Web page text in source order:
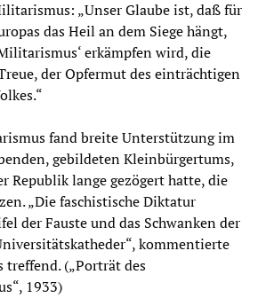
„Unser Glaube ist, daß für
das Heil an dem Siege hängt,
erkämpfen wird, die
der Opfermut des einträchtigen
fand breite Unterstützung im
gebildeten Kleinbürgertums,
Republik lange gezögert hatte, die
„Die faschistische Diktatur
der Fauste und das Schwanken der
kommentierte
treffend. („Porträt des
1933)